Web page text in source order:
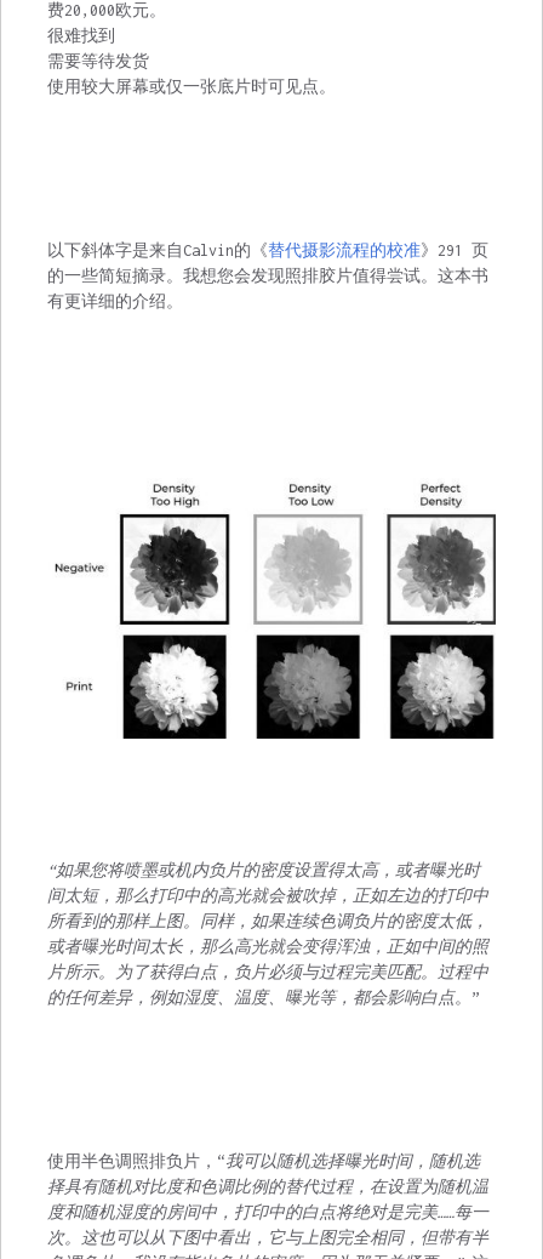
费20,000欧元。
很难找到
需要等待发货
使用较大屏幕或仅一张底片时可见点。
以下斜体字是来自Calvin的《替代摄影流程的校准》291 页
的一些简短摘录。我想您会发现照排胶片值得尝试。这本书
有更详细的介绍。
“如果您将喷墨或机内负片的密度设置得太高，或者曝光时
间太短，那么打印中的高光就会被吹掉，正如左边的打印中
所看到的那样上图。同样，如果连续色调负片的密度太低，
或者曝光时间太长，那么高光就会变得浑浊，正如中间的照
片所示。为了获得白点，负片必须与过程完美匹配。过程中
的任何差异，例如湿度、温度、曝光等，都会影响白点。”
使用半色调照排负片，“我可以随机选择曝光时间，随机选
择具有随机对比度和色调比例的替代过程，在设置为随机温
度和随机湿度的房间中，打印中的白点将绝对是完美……每一
次。这也可以从下图中看出，它与上图完全相同，但带有半